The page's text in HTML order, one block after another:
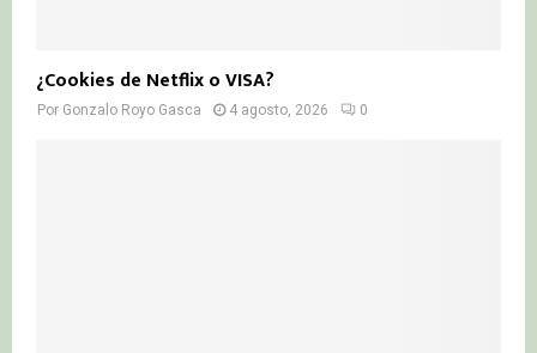
¿Cookies de Netflix o VISA?
Por Gonzalo Royo Gasca 4 agosto, 2026 0